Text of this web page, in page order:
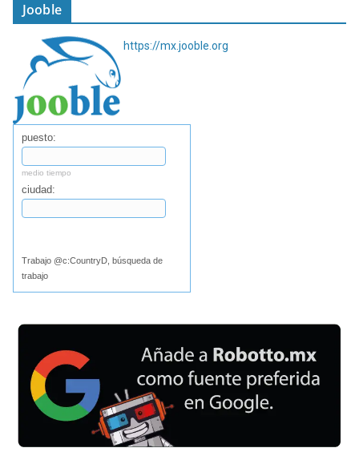
Jooble
https://mx.jooble.org
puesto:
medio tiempo
ciudad:
Trabajo @c:CountryD, búsqueda de
trabajo